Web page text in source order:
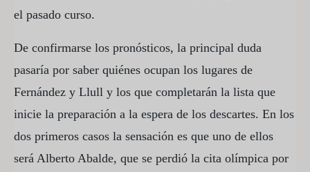
el pasado curso.
De confirmarse los pronósticos, la principal duda
pasaría por saber quiénes ocupan los lugares de
Fernández y Llull y los que completarán la lista que
inicie la preparación a la espera de los descartes. En los
dos primeros casos la sensación es que uno de ellos
será Alberto Abalde, que se perdió la cita olímpica por